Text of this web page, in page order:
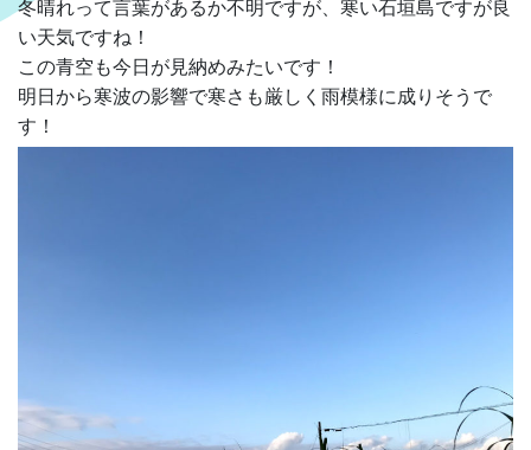
冬晴れって言葉があるか不明ですが、寒い石垣島ですが良
い天気ですね！
この青空も今日が見納めみたいです！
明日から寒波の影響で寒さも厳しく雨模様に成りそうで
す！